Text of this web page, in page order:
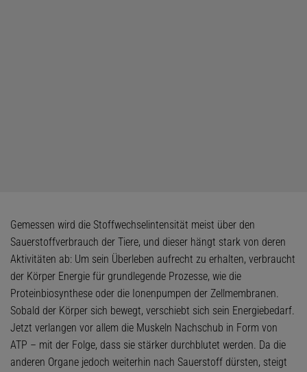
Gemessen wird die Stoffwechselintensität meist über den
Sauerstoffverbrauch der Tiere, und dieser hängt stark von deren
Aktivitäten ab: Um sein Überleben aufrecht zu erhalten, verbraucht
der Körper Energie für grundlegende Prozesse, wie die
Proteinbiosynthese oder die Ionenpumpen der Zellmembranen.
Sobald der Körper sich bewegt, verschiebt sich sein Energiebedarf.
Jetzt verlangen vor allem die Muskeln Nachschub in Form von
ATP – mit der Folge, dass sie stärker durchblutet werden. Da die
anderen Organe jedoch weiterhin nach Sauerstoff dürsten, steigt